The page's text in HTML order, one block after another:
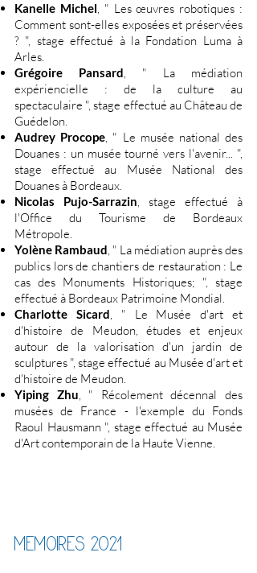
Kanelle Michel, " Les œuvres robotiques :
Comment sont-elles exposées et préservées
? ", stage effectué à la Fondation Luma à
Arles.
Grégoire Pansard, " La médiation
expériencielle : de la culture au
spectaculaire ", stage effectué au Château de
Guédelon.
Audrey Procope, " Le musée national des
Douanes : un musée tourné vers l'avenir... ",
stage effectué au Musée National des
Douanes à Bordeaux.
Nicolas Pujo-Sarrazin, stage effectué à
l'Office du Tourisme de Bordeaux
Métropole.
Yolène Rambaud, " La médiation auprès des
publics lors de chantiers de restauration : Le
cas des Monuments Historiques; ", stage
effectué à Bordeaux Patrimoine Mondial.
Charlotte Sicard, " Le Musée d'art et
d'histoire de Meudon, études et enjeux
autour de la valorisation d'un jardin de
sculptures ", stage effectué au Musée d'art et
d'histoire de Meudon.
Yiping Zhu, " Récolement décennal des
musées de France - l'exemple du Fonds
Raoul Hausmann ", stage effectué au Musée
d'Art contemporain de la Haute Vienne.
MEMOIRES 2021